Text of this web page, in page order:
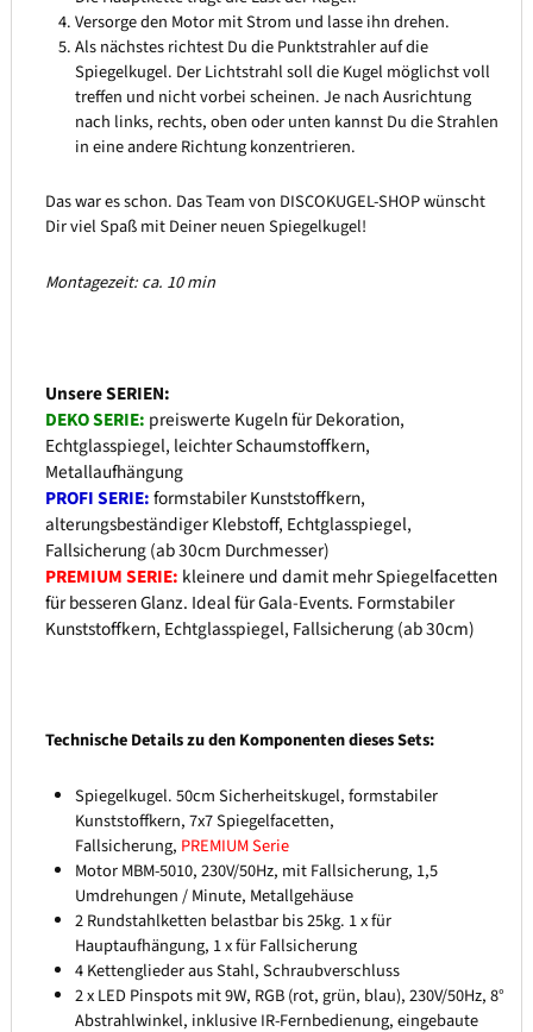
Versorge den Motor mit Strom und lasse ihn drehen.
Als nächstes richtest Du die Punktstrahler auf die
Spiegelkugel. Der Lichtstrahl soll die Kugel möglichst voll
treffen und nicht vorbei scheinen. Je nach Ausrichtung
nach links, rechts, oben oder unten kannst Du die Strahlen
in eine andere Richtung konzentrieren.
Das war es schon. Das Team von DISCOKUGEL-SHOP wünscht
Dir viel Spaß mit Deiner neuen Spiegelkugel!
Montagezeit: ca. 10 min
Unsere SERIEN:
DEKO SERIE: preiswerte Kugeln für Dekoration,
Echtglasspiegel, leichter Schaumstoffkern,
Metallaufhängung
PROFI SERIE:formstabiler Kunststoffkern,
alterungsbeständiger Klebstoff, Echtglasspiegel,
Fallsicherung (ab 30cm Durchmesser)
PREMIUM SERIE: kleinere und damit mehr Spiegelfacetten
für besseren Glanz. Ideal für Gala-Events. Formstabiler
Kunststoffkern, Echtglasspiegel, Fallsicherung (ab 30cm)
Technische Details zu den Komponenten dieses Sets:
Spiegelkugel. 50cm Sicherheitskugel, formstabiler
Kunststoffkern, 7x7 Spiegelfacetten,
Fallsicherung, PREMIUM Serie
Motor MBM-5010, 230V/50Hz, mit Fallsicherung, 1,5
Umdrehungen / Minute, Metallgehäuse
2 Rundstahlketten belastbar bis 25kg. 1 x für
Hauptaufhängung, 1 x für Fallsicherung
4 Kettenglieder aus Stahl, Schraubverschluss
2 x LED Pinspots mit 9W, RGB (rot, grün, blau), 230V/50Hz, 8°
Abstrahlwinkel, inklusive IR-Fernbedienung, eingebaute